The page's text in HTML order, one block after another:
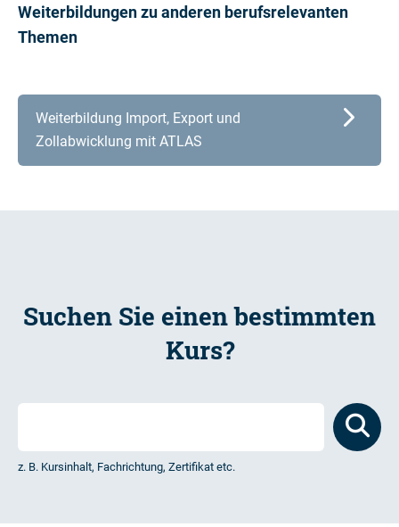
Weiterbildungen zu anderen berufsrelevanten
Themen
Weiterbildung Import, Export und
Zollabwicklung mit ATLAS
Suchen Sie einen bestimmten
Kurs?
z. B. Kursinhalt, Fachrichtung, Zertifikat etc.